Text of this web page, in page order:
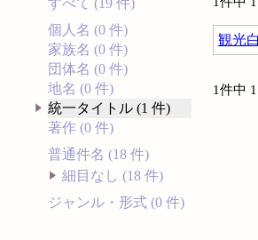
すべて (19 件)
個人名 (0 件)
家族名 (0 件)
団体名 (0 件)
地名 (0 件)
統一タイトル (1 件)
著作 (0 件)
普通件名 (18 件)
細目なし (18 件)
ジャンル・形式 (0 件)
観光
1件中